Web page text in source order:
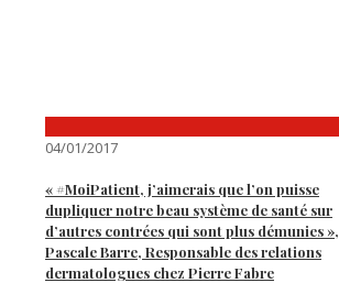
04/01/2017
« #MoiPatient, j’aimerais que l’on puisse
dupliquer notre beau système de santé sur
d’autres contrées qui sont plus démunies »,
Pascale Barre, Responsable des relations
dermatologues chez Pierre Fabre